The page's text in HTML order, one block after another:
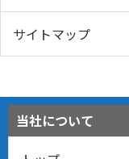
サイトマップ
当社について